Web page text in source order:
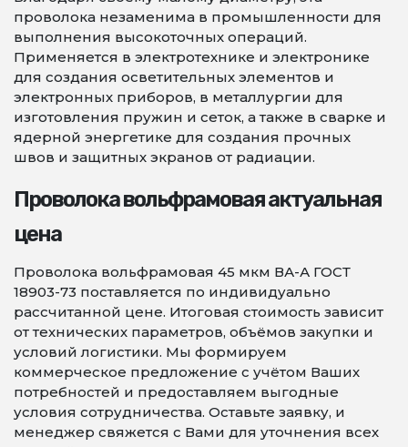
проволока незаменима в промышленности для
выполнения высокоточных операций.
Применяется в электротехнике и электронике
для создания осветительных элементов и
электронных приборов, в металлургии для
изготовления пружин и сеток, а также в сварке и
ядерной энергетике для создания прочных
швов и защитных экранов от радиации.
Проволока вольфрамовая актуальная
цена
Проволока вольфрамовая 45 мкм ВА-А ГОСТ
18903-73 поставляется по индивидуально
рассчитанной цене. Итоговая стоимость зависит
от технических параметров, объёмов закупки и
условий логистики. Мы формируем
коммерческое предложение с учётом Ваших
потребностей и предоставляем выгодные
условия сотрудничества. Оставьте заявку, и
менеджер свяжется с Вами для уточнения всех